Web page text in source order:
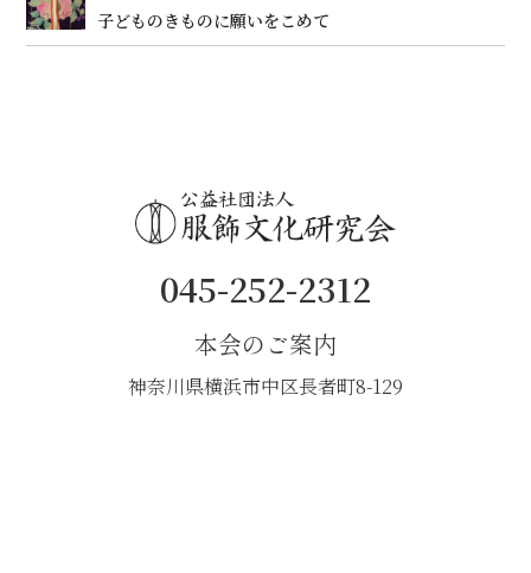
子どものきものに願いをこめて
045-252-2312
本会のご案内
神奈川県横浜市中区長者町8-129